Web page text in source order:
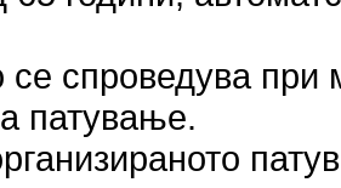
спроведува при
патување.